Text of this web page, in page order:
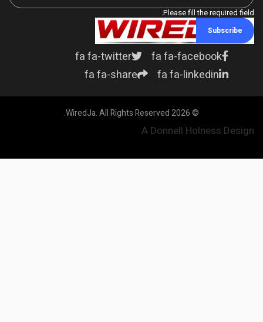
Please fill the required field.
Subscribe
fa fa-facebook
fa fa-twitter
fa fa-linkedin
fa fa-share
© 2026 WiredJa. All Rights Reserved.
A Donnell Holness Design